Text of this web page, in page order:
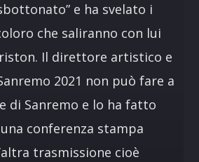
e ha svelato i
che saliranno con lui
Il direttore artistico e
2021 non può fare a
di Sanremo e lo ha fatto
conferenza stampa
trasmissione cioè